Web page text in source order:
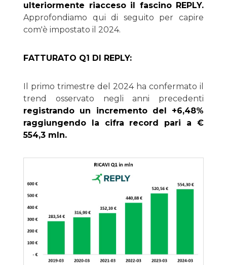
ulteriormente riacceso il fascino REPLY.
Approfondiamo qui di seguito per capire
com'è impostato il 2024.
FATTURATO Q1 DI REPLY:
Il primo trimestre del 2024 ha confermato il
trend osservato negli anni precedenti
registrando un incremento del +6,48%
raggiungendo la cifra record pari a €
554,3 mln.